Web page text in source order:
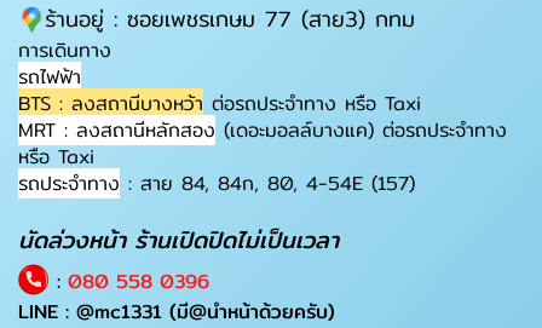
ร้านอยู่ : ซอยเพชรเกษม 77 (สาย3) กทม
การเดินทาง
รถไฟฟ้า
BTS : ลงสถานีบางหว้า ต่อรถประจำทาง หรือ Taxi
MRT : ลงสถานีหลักสอง (เดอะมอลล์บางแค) ต่อรถประจำทาง
หรือ Taxi
รถประจำทาง : สาย 84, 84ก, 80, 4-54E (157)
นัดล่วงหน้า ร้านเปิดปิดไม่เป็นเวลา
: 080 558 0396
LINE : @mc1331 (มี@นำหน้าด้วยครับ)